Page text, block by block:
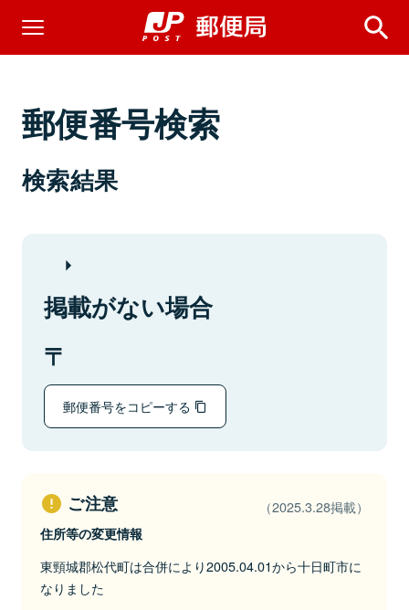
郵便番号検索
検索結果
掲載がない場合
郵便番号をコピーする
ご注意 （2025.3.28掲載）
住所等の変更情報
東頸城郡松代町は合併により2005.04.01から十日町市に
なりました